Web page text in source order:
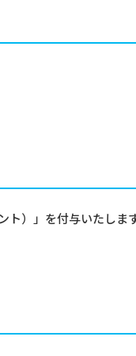
ト）」を付与いたしま